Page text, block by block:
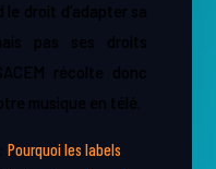
droit d’adapter sa
pas ses droits
récolte donc
musique en télé.
:Pourquoi les labels